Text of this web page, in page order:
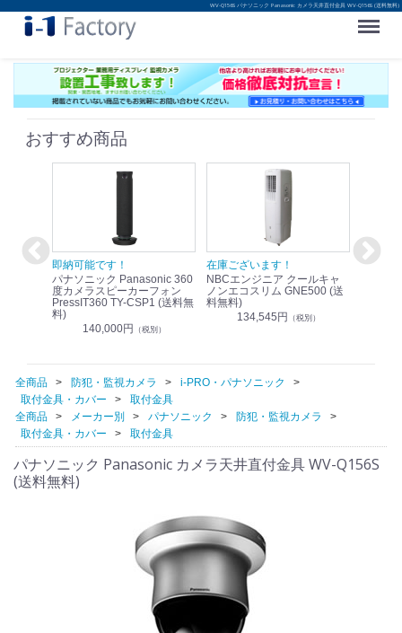
WV-Q156S パナソニック Panasonic カメラ天井直付金具 WV-Q156S (送料無料)
Menu
おすすめ商品
即納可能です！
パナソニック Panasonic 360
度カメラスピーカーフォン
PressIT360 TY-CSP1 (送料無
料)
140,000円 （税別）
在庫ございます！
NBCエンジニア クールキャ
ノンエコスリム GNE500 (送
料無料)
134,545円 （税別）
即納可
全商品 防犯・監視カメラ
i-PRO・パナソニック
取付金具・カバー
取付金具
全商品
メーカー別 パナソニック
防犯・監視カメラ
取付金具・カバー
取付金具
パナソニック Panasonic カメラ天井直付金具 WV-Q156S
(送料無料)